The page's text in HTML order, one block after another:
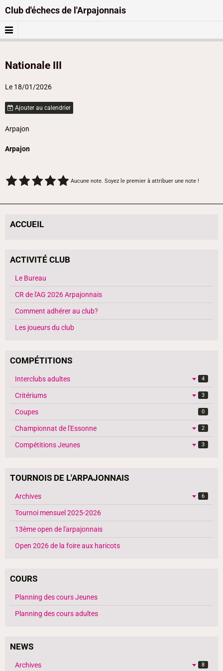
Club d'échecs de l'Arpajonnais
Nationale III
Le 18/01/2026
Ajouter au calendrier
Arpajon
Arpajon
Aucune note. Soyez le premier à attribuer une note !
ACCUEIL
ACTIVITÉ CLUB
Le Bureau
CR de l'AG 2026 Arpajonnais
Comment adhérer au club?
Les joueurs du club
COMPÉTITIONS
Interclubs adultes 4
Critériums 3
Coupes 0
Championnat de l'Essonne 2
Compétitions Jeunes 3
TOURNOIS DE L'ARPAJONNAIS
Archives 6
Tournoi mensuel 2025-2026
13ème open de l'arpajonnais
Open 2026 de la foire aux haricots
COURS
Planning des cours Jeunes
Planning des cours adultes
NEWS
Archives 8